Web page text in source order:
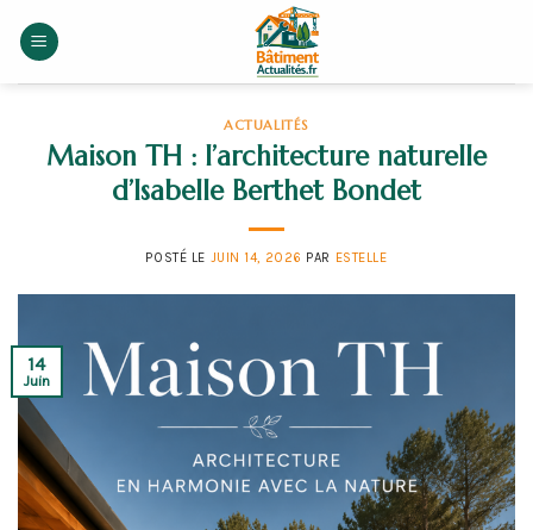
ACTUALITÉS
Maison TH : l’architecture naturelle
d’Isabelle Berthet Bondet
POSTÉ LE JUIN 14, 2026 PAR ESTELLE
14
Juin